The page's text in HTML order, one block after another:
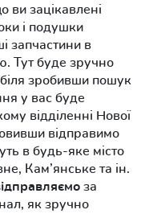
ви зацікавлені
і подушки
запчастини в
Тут буде зручно
зробивши пошук
у вас буде
відділенні Нової
відправимо
в будь-яке місто
Кам’янське та ін.
за
як зручно